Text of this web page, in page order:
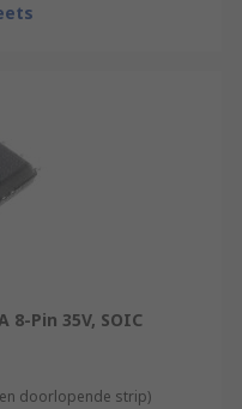
8-Pin 35V, SOIC
doorlopende strip)